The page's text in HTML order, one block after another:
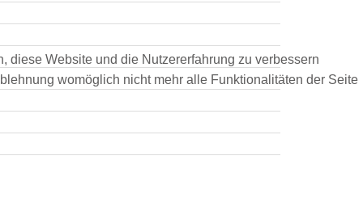
diese Website und die Nutzererfahrung zu verbessern
womöglich nicht mehr alle Funktionalitäten der Seite